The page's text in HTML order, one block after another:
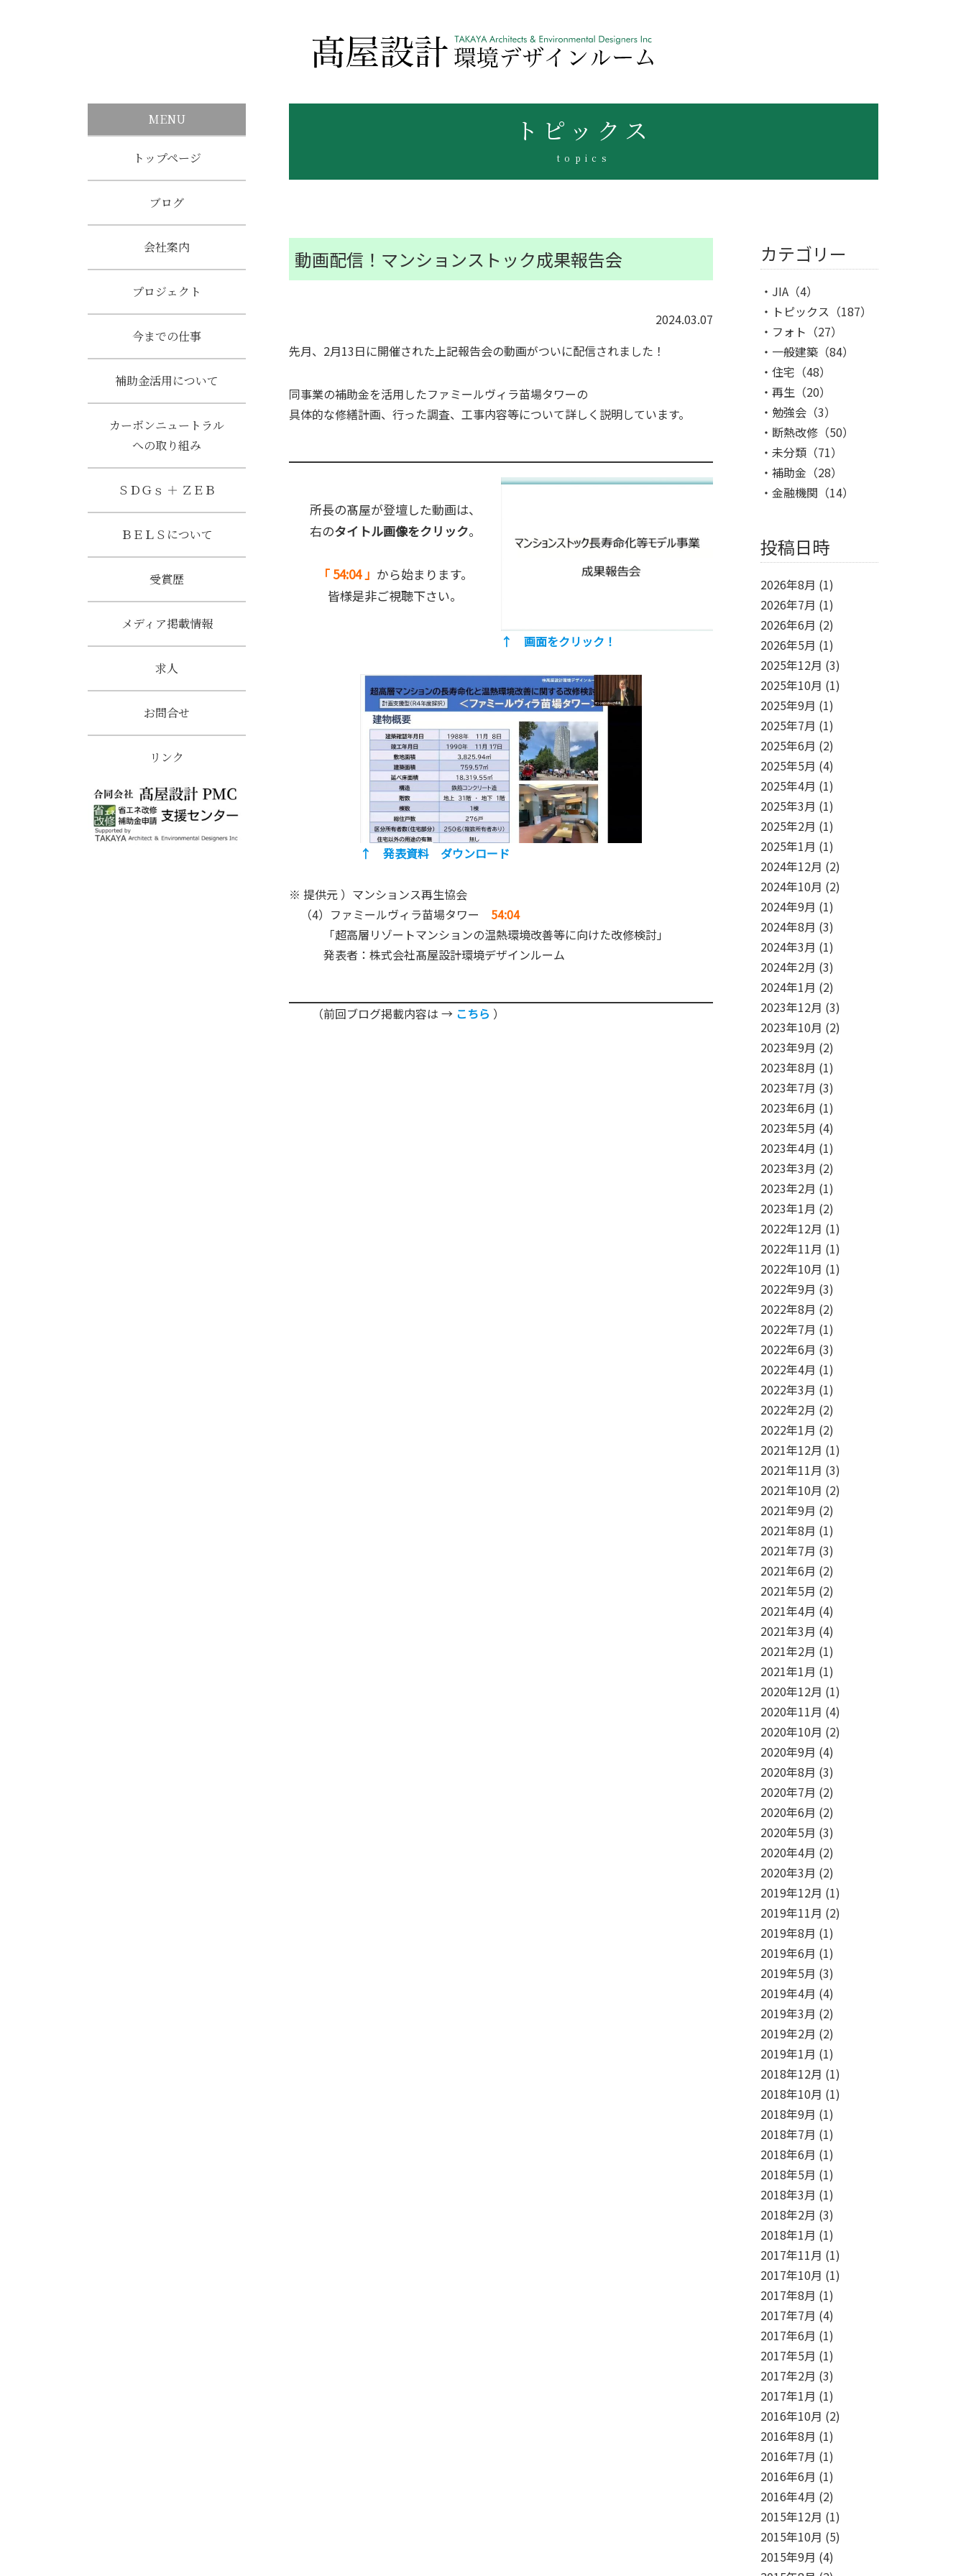
トピックス
topics
動画配信！マンションストック成果報告会
2024.03.07
先月、2月13日に開催された上記報告会の動画がついに配信されました！
同事業の補助金を活用したファミールヴィラ苗場タワーの
具体的な修繕計画、行った調査、工事内容等について詳しく説明しています。
所長の髙屋が登壇した動画は、
右のタイトル画像をクリック。
「 54:04 」 から始まります。
皆様是非ご視聴下さい。
↑ 画面をクリック！
↑ 発表資料 ダウンロード
※ 提供元 ）マンションス再生協会
（4）ファミールヴィラ苗場タワー 54:04
「超高層リゾートマンションの温熱環境改善等に向けた改修検討」
発表者：株式会社髙屋設計環境デザインルーム
（前回ブログ掲載内容は → こちら ）
カテゴリー
JIA （4）
トピックス （187）
フォト （27）
一般建築 （84）
住宅 （48）
再生 （20）
勉強会 （3）
断熱改修 （50）
未分類 （71）
補助金 （28）
金融機関 （14）
投稿日時
2026年8月 (1)
2026年7月 (1)
2026年6月 (2)
2026年5月 (1)
2025年12月 (3)
2025年10月 (1)
2025年9月 (1)
2025年7月 (1)
2025年6月 (2)
2025年5月 (4)
2025年4月 (1)
2025年3月 (1)
2025年2月 (1)
2025年1月 (1)
2024年12月 (2)
2024年10月 (2)
2024年9月 (1)
2024年8月 (3)
2024年3月 (1)
2024年2月 (3)
2024年1月 (2)
2023年12月 (3)
2023年10月 (2)
2023年9月 (2)
2023年8月 (1)
2023年7月 (3)
2023年6月 (1)
2023年5月 (4)
2023年4月 (1)
2023年3月 (2)
2023年2月 (1)
2023年1月 (2)
2022年12月 (1)
2022年11月 (1)
2022年10月 (1)
2022年9月 (3)
2022年8月 (2)
2022年7月 (1)
2022年6月 (3)
2022年4月 (1)
2022年3月 (1)
2022年2月 (2)
2022年1月 (2)
2021年12月 (1)
2021年11月 (3)
2021年10月 (2)
2021年9月 (2)
2021年8月 (1)
2021年7月 (3)
2021年6月 (2)
2021年5月 (2)
2021年4月 (4)
2021年3月 (4)
2021年2月 (1)
2021年1月 (1)
2020年12月 (1)
2020年11月 (4)
2020年10月 (2)
2020年9月 (4)
2020年8月 (3)
2020年7月 (2)
2020年6月 (2)
2020年5月 (3)
2020年4月 (2)
2020年3月 (2)
2019年12月 (1)
2019年11月 (2)
2019年8月 (1)
2019年6月 (1)
2019年5月 (3)
2019年4月 (4)
2019年3月 (2)
2019年2月 (2)
2019年1月 (1)
2018年12月 (1)
2018年10月 (1)
2018年9月 (1)
2018年7月 (1)
2018年6月 (1)
2018年5月 (1)
2018年3月 (1)
2018年2月 (3)
2018年1月 (1)
2017年11月 (1)
2017年10月 (1)
2017年8月 (1)
2017年7月 (4)
2017年6月 (1)
2017年5月 (1)
2017年2月 (3)
2017年1月 (1)
2016年10月 (2)
2016年8月 (1)
2016年7月 (1)
2016年6月 (1)
2016年4月 (2)
2015年12月 (1)
2015年10月 (5)
2015年9月 (4)
MENU
トップページ
ブログ
会社案内
プロジェクト
今までの仕事
補助金活用について
カーボンニュートラル
への取り組み
ＳＤＧｓ ＋ ＺＥＢ
ＢＥＬＳについて
受賞歴
メディア掲載情報
求人
お問合せ
リンク